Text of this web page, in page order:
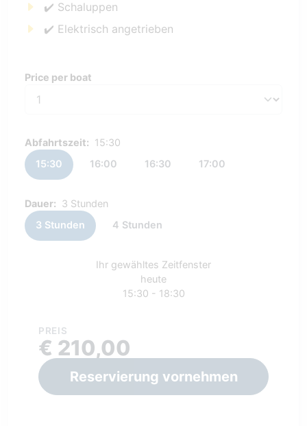
✔️ Schaluppen
✔️ Elektrisch angetrieben
Price per boat
Abfahrtszeit: 15:30
15:30
16:00 16:30 17:00
Dauer: 3 Stunden
3 Stunden
4 Stunden
Ihr gewähltes Zeitfenster
heute
15:30 - 18:30
PREIS
€ 210,00
Reservierung vornehmen